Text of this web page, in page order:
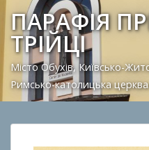
ПАРАФІЯ
ТРІЙЦІ
Місто Обухів, Київсько-
Римсько-католицька